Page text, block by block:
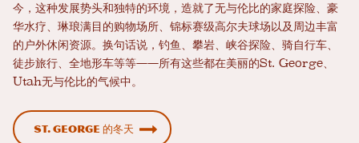
今，这种发展势头和独特的环境，造就了无与伦比的家庭探险、豪
华水疗、琳琅满目的购物场所、锦标赛级高尔夫球场以及周边丰富
的户外休闲资源。换句话说，钓鱼、攀岩、峡谷探险、骑自行车、
徒步旅行、全地形车等等——所有这些都在美丽的St. George、
Utah无与伦比的气候中。
St. George 的冬天